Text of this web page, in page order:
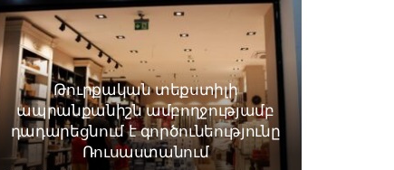
Թուրքական տեքստիլի
ապրանքանիշն ամբողջությամբ
դադարեցնում է գործունեությունը
Ռուսաստանում